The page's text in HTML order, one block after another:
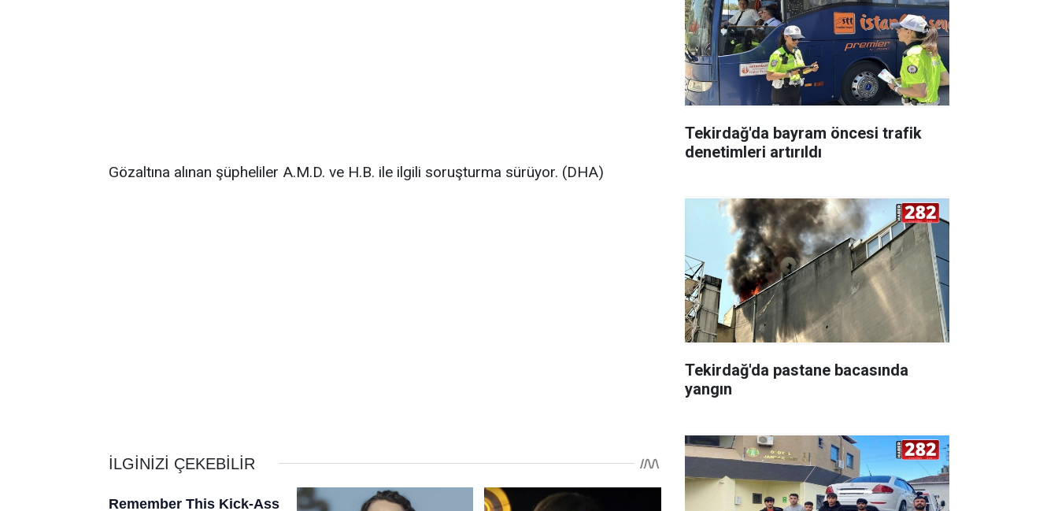
Gözaltına alınan şüpheliler A.M.D. ve H.B. ile ilgili soruşturma sürüyor. (DHA)
Tekirdağ'da bayram öncesi trafik
denetimleri artırıldı
Tekirdağ'da pastane bacasında
yangın